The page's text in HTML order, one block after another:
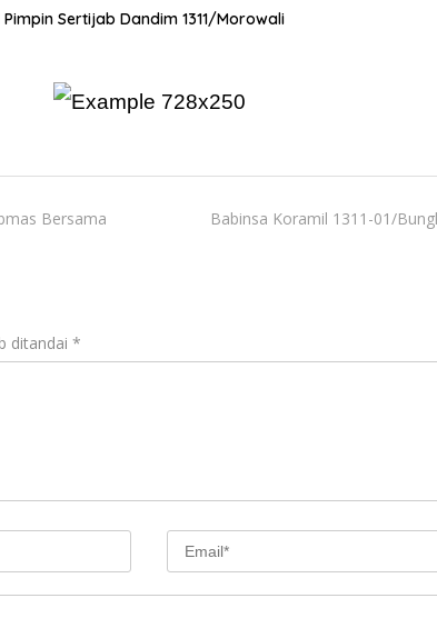
Sertijab Dandim 1311/Morowali
Bersama
Babinsa Koramil 1311-01/
ditandai *